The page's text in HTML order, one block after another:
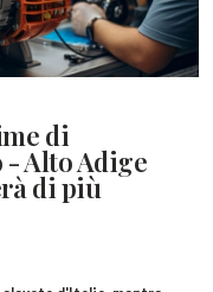
di
Alto Adige
di più